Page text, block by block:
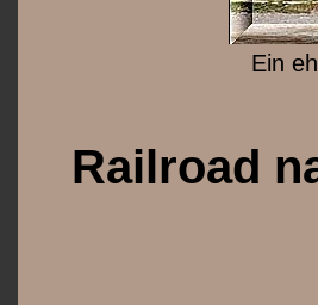
Ein
Railroad